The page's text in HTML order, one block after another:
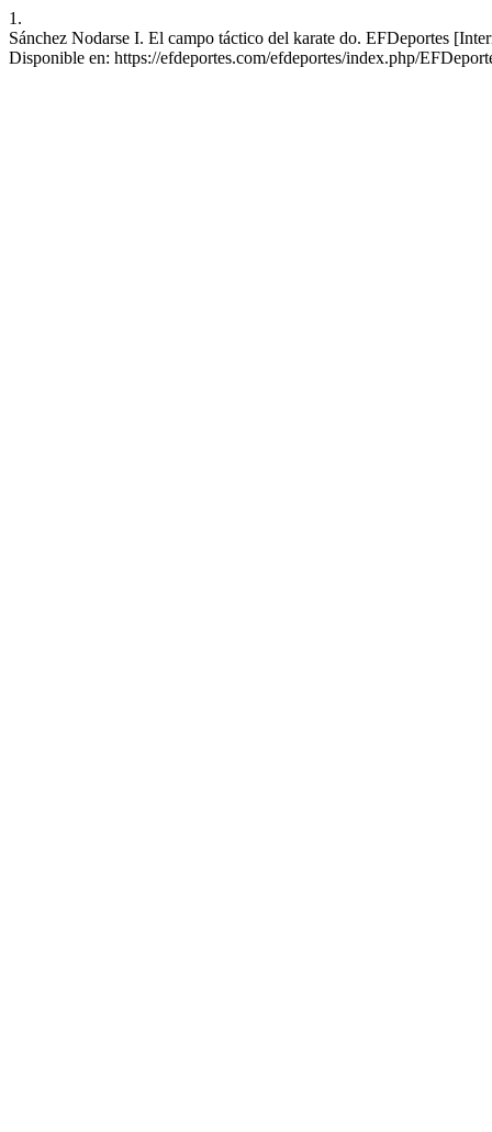
1.
Sánchez Nodarse I. El campo táctico del karate do. EFDeportes
Disponible en: https://efdeportes.com/efdeportes/index.php/